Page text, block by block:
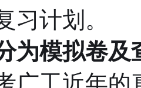
习计划。
为模拟卷及